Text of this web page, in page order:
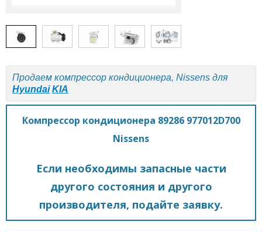
Продаем компрессор кондиционера, Nissens для
Hyundai KIA
Компрессор кондиционера 89286 977012D700
Nissens
Если необходимы запасные части
другого состояния и другого
производителя, подайте заявку.